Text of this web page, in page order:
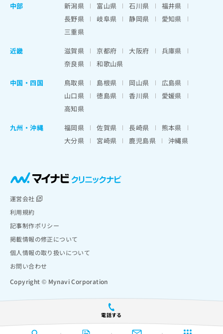
電話する
中部
新潟県 富山県 石川県
福井県
長野県
岐阜県 静岡県
愛知県
三重県
近畿
滋賀県 京都府 大阪府
兵庫県
奈良県
和歌山県
中国・四国
鳥取県 島根県 岡山県
広島県
山口県
徳島県 香川県
愛媛県
高知県
九州・沖縄
福岡県 佐賀県 長崎県
熊本県
大分県
宮崎県 鹿児島県 沖縄県
運営会社
利用規約
記事制作ポリシー
掲載情報の修正について
個人情報の取り扱いについて
お問い合わせ
Copyright © Mynavi Corporation